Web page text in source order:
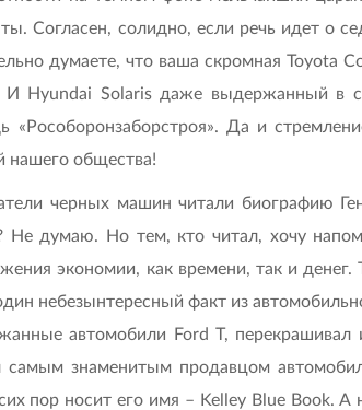
Согласен, солидно, если речь идет о
думаете, что ваша скромная Toyota
Hyundai Solaris даже выдержанный в
«Рособоронзаборстроя». Да и
нашего общества!
черных машин читали биографию
Не думаю. Но тем, кто читал, хочу
экономии, как времени, так и денег.
небезынтересный факт из
автомобили Ford T,
самым знаменитым продавцом
пор носит его имя – Kelley Blue Book.